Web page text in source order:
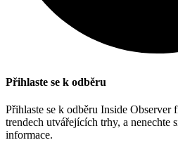
Přihlaste se k odběru
Přihlaste se k odběru Inside Observer
trendech utvářejících trhy, a nenechte
informace.